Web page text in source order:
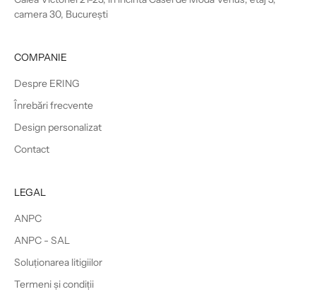
camera 30, București
COMPANIE
Despre ERING
Înrebări frecvente
Design personalizat
Contact
LEGAL
ANPC
ANPC - SAL
Soluționarea litigiilor
Termeni și condiții